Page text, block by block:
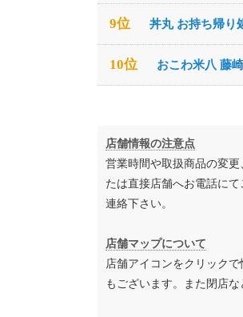
9位 丼丸 お持ち帰り
10位 おこわ米八 藤崎
店舗情報の注意点
営業時間や取扱商品の変
たは直接店舗へお電話に
連絡下さい。
店舗マップについて
店舗アイコンをクリック
もございます。また閉店